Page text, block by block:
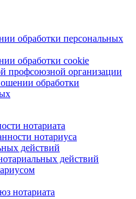
обработки персональных
обработки cookie
профсоюзной организации
обработки
нотариата
нотариуса
действий
действий
нотариата